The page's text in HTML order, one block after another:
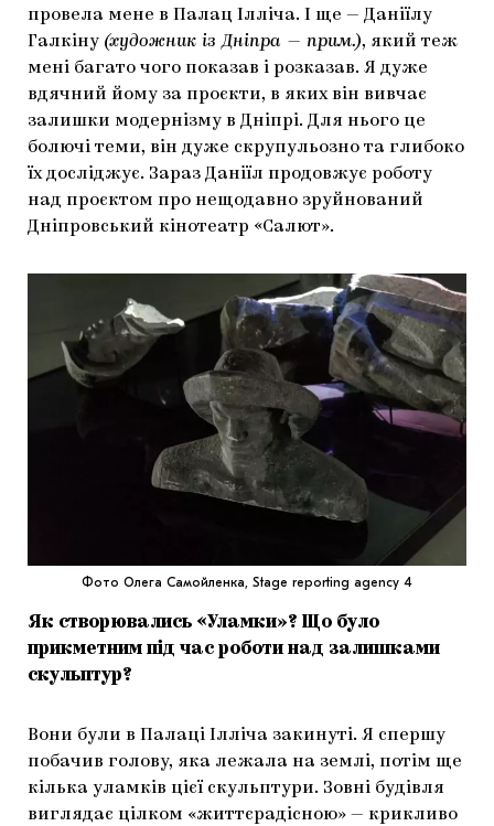
провела мене в Палац Ілліча. І ще — Даніїлу
Галкіну (художник із Дніпра — прим.), який теж
мені багато чого показав і розказав. Я дуже
вдячний йому за проєкти, в яких він вивчає
залишки модернізму в Дніпрі. Для нього це
болючі теми, він дуже скрупульозно та глибоко
їх досліджує. Зараз Даніїл продовжує роботу
над проєктом про нещодавно зруйнований
Дніпровський кінотеатр «Салют».
Фото Олега Самойленка, Stage reporting agency 4
Як створювались «Уламки»? Що було
прикметним під час роботи над залишками
скульптур?
Вони були в Палаці Ілліча закинуті. Я спершу
побачив голову, яка лежала на землі, потім ще
кілька уламків цієї скульптури. Зовні будівля
виглядає цілком «життєрадісною» — крикливо